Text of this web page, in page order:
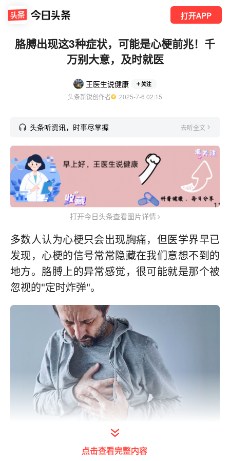
打开APP
胳膊出现这3种症状，可能是心梗前兆！千
万别大意，及时就医
王医生说健康 关注
头条新锐创作者
  2025-7-6 02:15
头条听资讯，时事尽掌握 去听全文
打开今日头条查看图片详情
多数人认为心梗只会出现胸痛，但医学界早已
发现，心梗的信号常常隐藏在我们意想不到的
地方。胳膊上的异常感觉，很可能就是那个被
忽视的"定时炸弹"。
打开今日头条查看图片详情
点击查看完整内容